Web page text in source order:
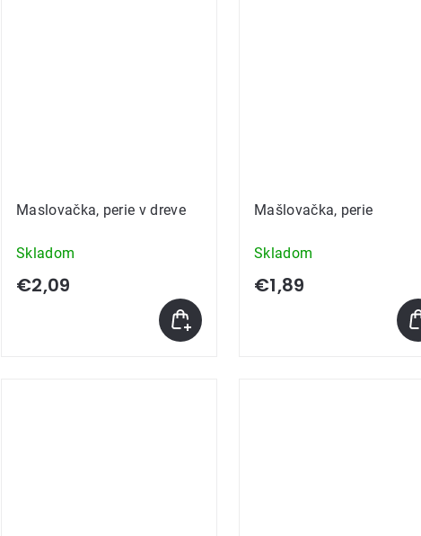
Maslovačka, perie v dreve
Skladom
€2,09
Mašlovačka, perie
Skladom
€1,89